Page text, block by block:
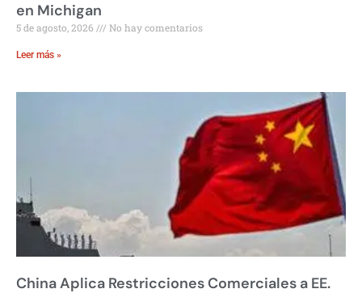
en Michigan
5 de agosto, 2026 No hay comentarios
Leer más »
China Aplica Restricciones Comerciales a EE.